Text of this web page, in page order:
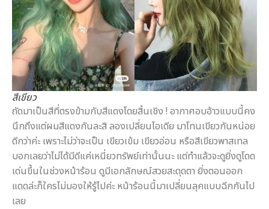
สีเขียว
ถัดมาเป็นสีที่ตรงข้ามกับสีแดงโดยสิ้นเชิง ! อากาศอบอ้าวแบบนี้คง
นึกถึงแต่ผมสีแดงกันละสิ ลองเปลี่ยนไอเดีย มาโทนเขียวกันหน่อย
ดีกว่าค่ะ เพราะไม่ว่าจะเป็น เขียวเข้ม เขียวอ่อน หรือสีเขียวพาสเทล
บอกเลยว่าไม่ได้มีดีแค่เหนี่ยวทรัพย์เท่านั้นนะ แต่ทำแล้วจะดูยิ่งดูโดด
เด่นขึ้นในช่วงหน้าร้อน ดูมีเอกลักษณ์สวยสะดุดตา ยิ่งตอนออก
แดดล่ะก็ใครไม่มองให้รู้ไปค่ะ หน้าร้อนนี้มาเปลี่ยนลุคแบบฉีกกันไป
เลย